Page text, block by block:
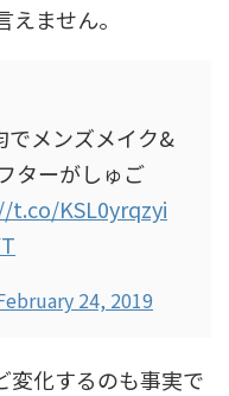
ません。
でメンズメイク&
ターがしゅご
t.co/KSL0yrqzyi
24, 2019
変化するのも事実で